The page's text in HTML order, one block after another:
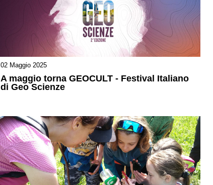
02 Maggio 2025
A maggio torna GEOCULT - Festival Italiano
di Geo Scienze